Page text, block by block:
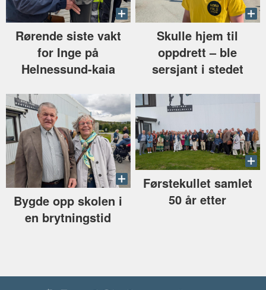
Rørende siste vakt
for Inge på
Helnessund-kaia
Skulle hjem til
oppdrett –⁠ ble
sersjant i stedet
Bygde opp skolen i
en brytningstid
Førstekullet samlet
50 år etter